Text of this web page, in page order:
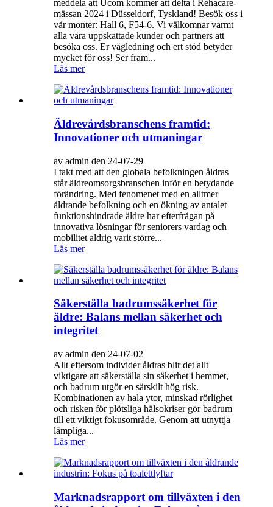
meddela att Ucom kommer att delta i Rehacare-
mässan 2024 i Düsseldorf, Tyskland! Besök oss i
vår monter: Hall 6, F54-6. Vi välkomnar varmt
alla våra uppskattade kunder och partners att
besöka oss. Er vägledning och ert stöd betyder
mycket för oss! Ser fram...
Läs mer
Äldrevårdsbranschens framtid:
Innovationer och utmaningar
av admin den 24-07-29
I takt med att den globala befolkningen åldras
står äldreomsorgsbranschen inför en betydande
förändring. Med fenomenet med en alltmer
åldrande befolkning och en ökning av antalet
funktionshindrade äldre har efterfrågan på
innovativa lösningar för seniorers vardag och
mobilitet aldrig varit större...
Läs mer
Säkerställa badrumssäkerhet för
äldre: Balans mellan säkerhet och
integritet
av admin den 24-07-02
Allt eftersom individer åldras blir det allt
viktigare att säkerställa sin säkerhet i hemmet,
och badrum utgör en särskilt hög risk.
Kombinationen av hala ytor, minskad rörlighet
och risken för plötsliga hälsokriser gör badrum
till ett viktigt fokusområde. Genom att utnyttja
lämpliga...
Läs mer
Marknadsrapport om tillväxten i den